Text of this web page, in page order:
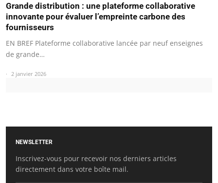
Grande distribution : une plateforme collaborative
innovante pour évaluer l’empreinte carbone des
fournisseurs
EN BREF Plateforme collaborative lancée par neuf enseignes
de grande…
2 janvier 2026
NEWSLETTER
Inscrivez-vous pour recevoir nos derniers articles
directement dans votre boîte mail.